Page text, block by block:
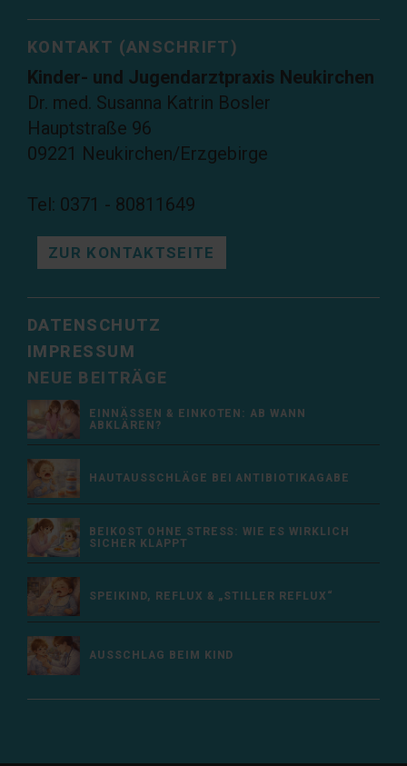
KONTAKT (ANSCHRIFT)
Kinder- und Jugendarztpraxis Neukirchen
Dr. med. Susanna Katrin Bosler
Hauptstraße 96
09221 Neukirchen/Erzgebirge
Tel: 0371 - 80811649
ZUR KONTAKTSEITE
DATENSCHUTZ
IMPRESSUM
NEUE BEITRÄGE
EINNÄSSEN & EINKOTEN: AB WANN
ABKLÄREN?
HAUTAUSSCHLÄGE BEI ANTIBIOTIKAGABE
BEIKOST OHNE STRESS: WIE ES WIRKLICH
SICHER KLAPPT
SPEIKIND, REFLUX & „STILLER REFLUX“
AUSSCHLAG BEIM KIND